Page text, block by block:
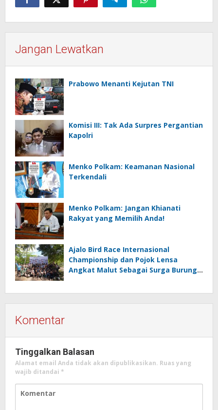
Jangan Lewatkan
Prabowo Menanti Kejutan TNI
Komisi III: Tak Ada Surpres Pergantian
Kapolri
Menko Polkam: Keamanan Nasional
Terkendali
Menko Polkam: Jangan Khianati
Rakyat yang Memilih Anda!
Ajalo Bird Race Internasional
Championship dan Pojok Lensa
Angkat Malut Sebagai Surga Burung
Komentar
Tinggalkan Balasan
Alamat email Anda tidak akan dipublikasikan. Ruas yang
wajib ditandai *